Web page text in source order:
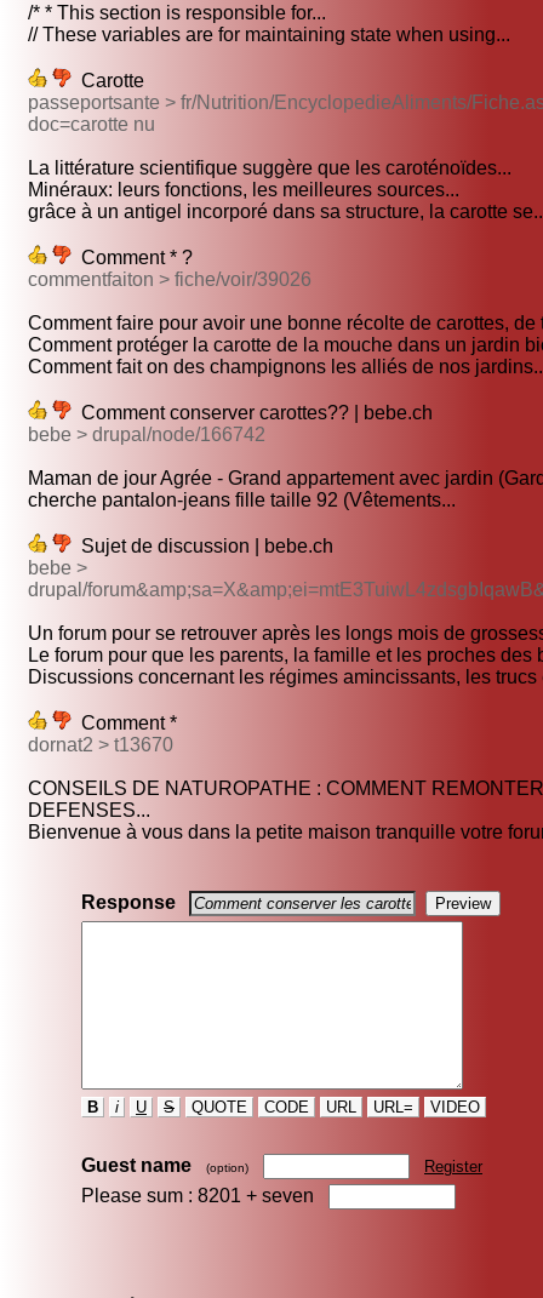
/* * This section is responsible for...
// These variables are for maintaining state when using...
Carotte
passeportsante > fr/Nutrition/EncyclopedieAliments/
doc=carotte nu
La littérature scientifique suggère que les caroténoïdes...
Minéraux: leurs fonctions, les meilleures sources...
grâce à un antigel incorporé dans sa structure, la carotte
Comment * ?
commentfaiton > fiche/voir/39026
Comment faire pour avoir une bonne récolte de carottes, de
Comment protéger la carotte de la mouche dans un jardin
Comment fait on des champignons les alliés de nos
Comment conserver carottes?? | bebe.ch
bebe > drupal/node/166742
Maman de jour Agrée - Grand appartement avec jardin
cherche pantalon-jeans fille taille 92 (Vêtements...
Sujet de discussion | bebe.ch
bebe >
drupal/
Un forum pour se retrouver après les longs mois de
Le forum pour que les parents, la famille et les proches des
Discussions concernant les régimes amincissants, les trucs
Comment *
dornat2 > t13670
CONSEILS DE NATUROPATHE : COMMENT
DEFENSES...
Bienvenue à vous dans la petite maison tranquille votre
Response
B i U S QUOTE CODE URL URL= VIDEO
Guest name (option) Register
Please sum : 8201 + seven